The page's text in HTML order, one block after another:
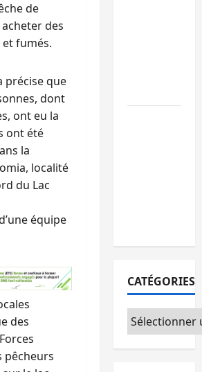
de
des
fumés.
précise que
dont
ont eu la
ont été
la
localité
du Lac
équipe
des
pêcheurs
CATÉGORIES
Catégories